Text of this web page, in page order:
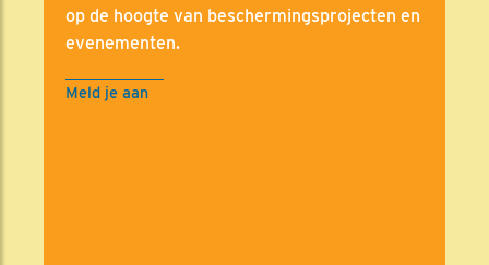
op de hoogte van beschermingsprojecten en
evenementen.
Meld je aan